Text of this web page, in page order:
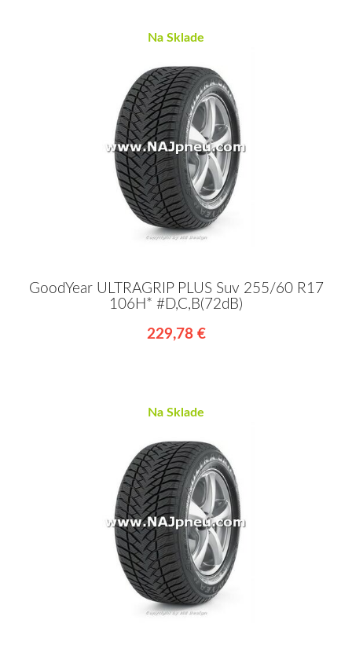
Na Sklade
GoodYear ULTRAGRIP PLUS Suv 255/60 R17
106H* #D,C,B(72dB)
229,78 €
Na Sklade